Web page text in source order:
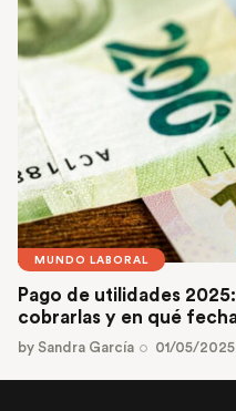
MUNDO LABORAL
Pago de utilidades
cobrarlas y en qué
by Sandra García 01/05/2025